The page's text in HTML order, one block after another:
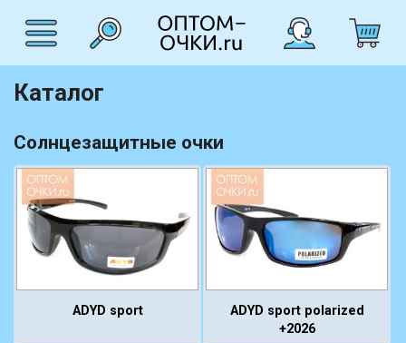
Каталог
Солнцезащитные очки
ADYD sport
ADYD sport polarized
+2026